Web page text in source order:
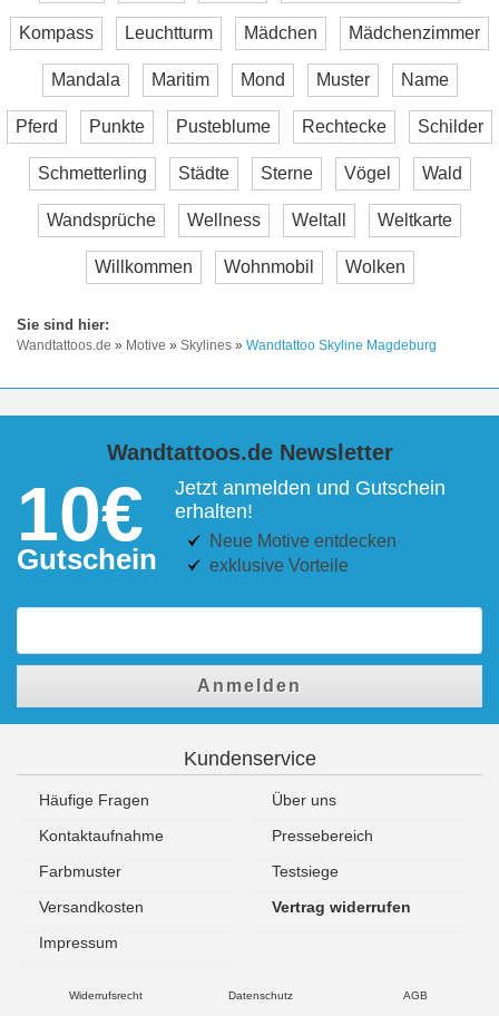
Kompass Leuchtturm Mädchen Mädchenzimmer
Mandala Maritim Mond Muster Name
Pferd Punkte Pusteblume Rechtecke Schilder
Schmetterling Städte Sterne Vögel Wald
Wandsprüche Wellness Weltall Weltkarte
Willkommen Wohnmobil Wolken
Wandtattoos.de » Motive » Skylines » Wandtattoo Skyline Magdeburg
Wandtattoos.de Newsletter
10€
Gutschein
Jetzt anmelden und Gutschein
erhalten!
Neue Motive entdecken
exklusive Vorteile
Anmelden
Kundenservice
Häufige Fragen
Über uns
Kontaktaufnahme
Pressebereich
Farbmuster
Testsiege
Versandkosten
Vertrag widerrufen
Impressum
Widerrufsrecht Datenschutz AGB